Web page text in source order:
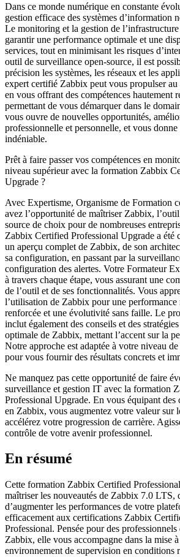
Dans ce monde numérique en constante
gestion efficace des systèmes d’information
Le monitoring et la gestion de
garantir une performance optimale et une
services, tout en minimisant les risques
outil de surveillance open-source, il est
précision les systèmes, les réseaux et les
expert certifié Zabbix peut vous propulser
en vous offrant des compétences hautement
permettant de vous démarquer dans le
vous ouvre de nouvelles opportunités,
professionnelle et personnelle, et vous
indéniable.
Prêt à faire passer vos compétences en
niveau supérieur avec la formation Zabbix
Upgrade ?
Avec Expertisme, Organisme de
avez l’opportunité de maîtriser Zabbix,
source de choix pour de nombreuses
Zabbix Certified Professional Upgrade a été
un aperçu complet de Zabbix, de son
sa configuration, en passant par la
configuration des alertes. Votre Formateur
à travers chaque étape, vous assurant une
de l’outil et de ses fonctionnalités. Vous
l’utilisation de Zabbix pour une performance
renforcée et une évolutivité sans faille. Le
inclut également des conseils et des
optimale de Zabbix, mettant l’accent sur la
Notre approche est adaptée à votre niveau
pour vous fournir des résultats concrets et
Ne manquez pas cette opportunité de faire
surveillance et gestion IT avec la formation
Professional Upgrade. En vous équipant des
en Zabbix, vous augmentez votre valeur sur
accélérez votre progression de carrière.
contrôle de votre avenir professionnel.
En résumé
Cette formation Zabbix Certified
maîtriser les nouveautés de Zabbix 7.0 LTS,
d’augmenter les performances de votre
efficacement aux certifications Zabbix
Professional. Pensée pour des
Zabbix, elle vous accompagne dans la mise
environnement de supervision en conditions